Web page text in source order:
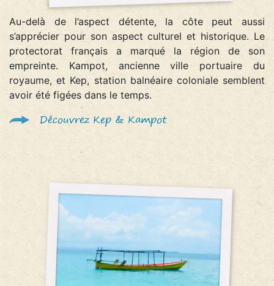
Au-delà de l’aspect détente, la côte peut aussi
s’apprécier pour son aspect culturel et historique. Le
protectorat français a marqué la région de son
empreinte. Kampot, ancienne ville portuaire du
royaume, et Kep, station balnéaire coloniale semblent
avoir été figées dans le temps.
Découvrez Kep & Kampot